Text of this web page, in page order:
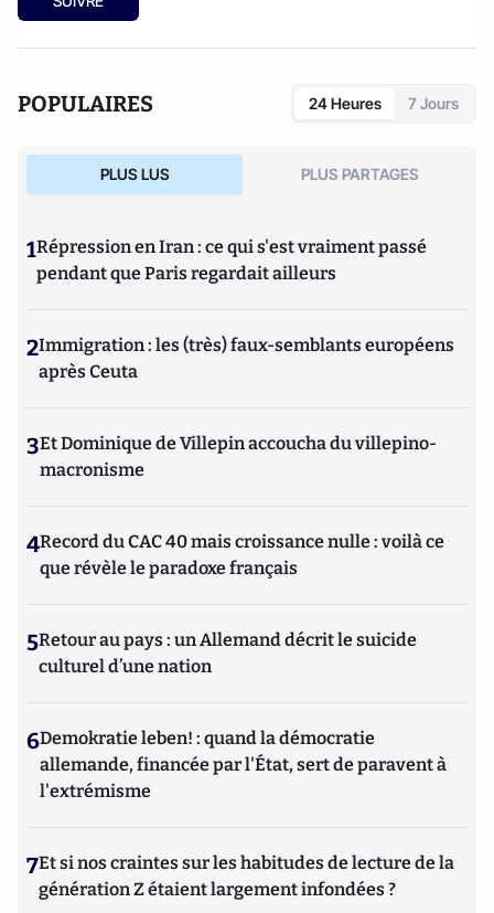
POPULAIRES 24 Heures 7 Jours
PLUS LUS PLUS PARTAGES
1Répression en Iran : ce qui s'est vraiment passé
pendant que Paris regardait ailleurs
2Immigration : les (très) faux-semblants européens
après Ceuta
3Et Dominique de Villepin accoucha du villepino-
macronisme
4Record du CAC 40 mais croissance nulle : voilà ce
que révèle le paradoxe français
5Retour au pays : un Allemand décrit le suicide
culturel d’une nation
6Demokratie leben! : quand la démocratie
allemande, financée par l'État, sert de paravent à
l'extrémisme
7Et si nos craintes sur les habitudes de lecture de la
génération Z étaient largement infondées ?